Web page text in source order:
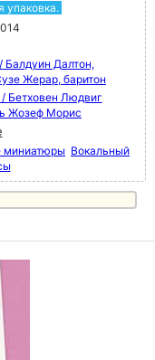
упаковка.
Балдуин Далтон,
Жерар, баритон
Бетховен Людвиг
Жозеф Морис
миниатюры Вокальный